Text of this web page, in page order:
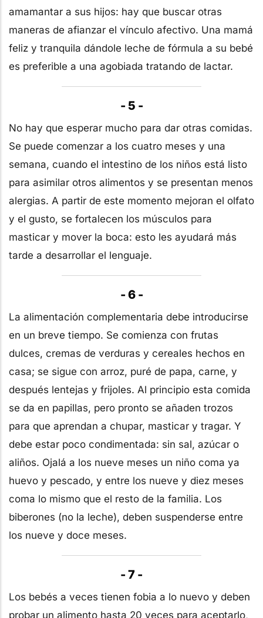
amamantar a sus hijos: hay que buscar otras
maneras de afianzar el vínculo afectivo. Una mamá
feliz y tranquila dándole leche de fórmula a su bebé
es preferible a una agobiada tratando de lactar.
- 5 -
No hay que esperar mucho para dar otras comidas.
Se puede comenzar a los cuatro meses y una
semana, cuando el intestino de los niños está listo
para asimilar otros alimentos y se presentan menos
alergias. A partir de este momento mejoran el olfato
y el gusto, se fortalecen los músculos para
masticar y mover la boca: esto les ayudará más
tarde a desarrollar el lenguaje.
- 6 -
La alimentación complementaria debe introducirse
en un breve tiempo. Se comienza con frutas
dulces, cremas de verduras y cereales hechos en
casa; se sigue con arroz, puré de papa, carne, y
después lentejas y frijoles. Al principio esta comida
se da en papillas, pero pronto se añaden trozos
para que aprendan a chupar, masticar y tragar. Y
debe estar poco condimentada: sin sal, azúcar o
aliños. Ojalá a los nueve meses un niño coma ya
huevo y pescado, y entre los nueve y diez meses
coma lo mismo que el resto de la familia. Los
biberones (no la leche), deben suspenderse entre
los nueve y doce meses.
- 7 -
Los bebés a veces tienen fobia a lo nuevo y deben
probar un alimento hasta 20 veces para aceptarlo,